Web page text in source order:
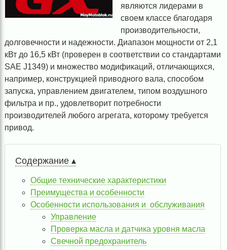
являются лидерами в
своем классе благодаря
производительности,
долговечности и надежности. Диапазон мощности от 2,1
кВт до 16,5 кВт (проверен в соответствии со стандартами
SAE J1349) и множество модификаций, отличающихся,
например, конструкцией приводного вала, способом
запуска, управлением двигателем, типом воздушного
фильтра и пр., удовлетворит потребности
производителей любого агрегата, которому требуется
привод.
Содержание ▴
Общие технические характеристики
Преимущества и особенности
Особенности использования и обслуживания
Управление
Проверка масла и датчика уровня масла
Свечной предохранитель